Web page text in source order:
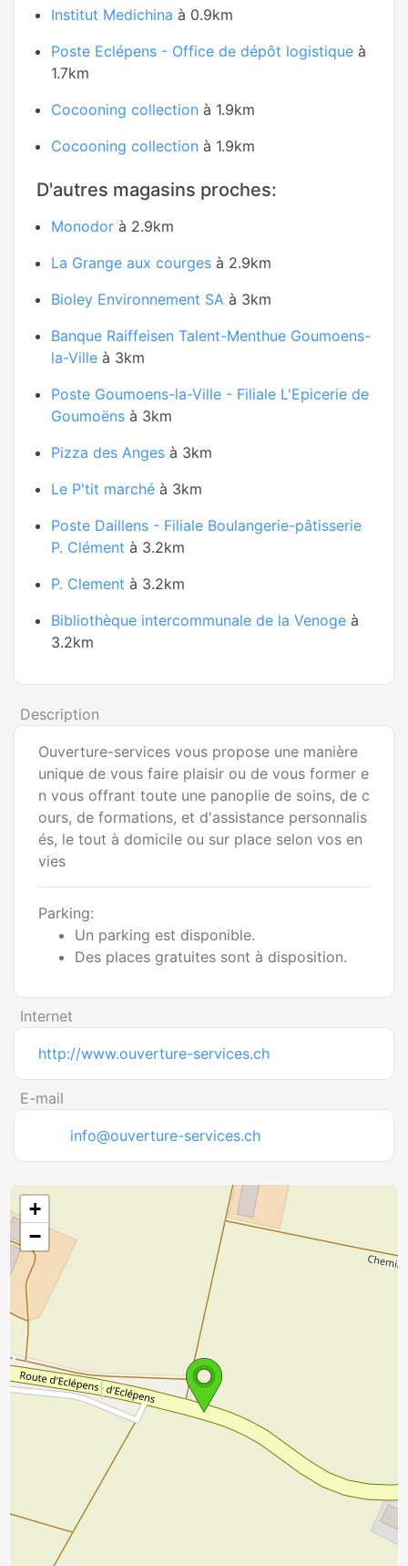
Institut Medichina à 0.9km
Poste Eclépens - Office de dépôt logistique à
1.7km
Cocooning collection à 1.9km
Cocooning collection à 1.9km
D'autres magasins proches:
Monodor à 2.9km
La Grange aux courges à 2.9km
Bioley Environnement SA à 3km
Banque Raiffeisen Talent-Menthue Goumoens-
la-Ville à 3km
Poste Goumoens-la-Ville - Filiale L'Epicerie de
Goumoëns à 3km
Pizza des Anges à 3km
Le P'tit marché à 3km
Poste Daillens - Filiale Boulangerie-pâtisserie
P. Clément à 3.2km
P. Clement à 3.2km
Bibliothèque intercommunale de la Venoge à
3.2km
Description
Ouverture-services vous propose une manière
unique de vous faire plaisir ou de vous former e
n vous offrant toute une panoplie de soins, de c
ours, de formations, et d'assistance personnalis
és, le tout à domicile ou sur place selon vos en
vies
Parking:
Un parking est disponible.
Des places gratuites sont à disposition.
Internet
http://www.ouverture-services.ch
E-mail
info@ouverture-services.ch
+
−